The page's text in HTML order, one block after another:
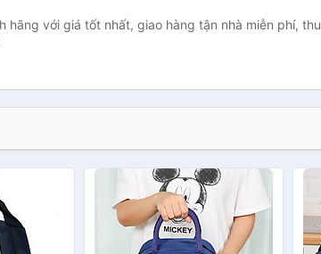
với giá tốt nhất, giao hàng tận nhà miễn phí, thu